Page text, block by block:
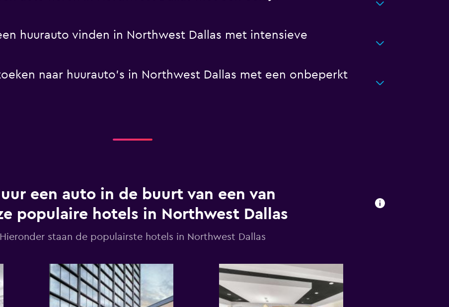
huurauto vinden in Northwest Dallas met intensieve
naar huurauto's in Northwest Dallas met een onbeperkt
een auto in de buurt van een van
populaire hotels in Northwest Dallas
Hieronder staan de populairste hotels in Northwest Dallas